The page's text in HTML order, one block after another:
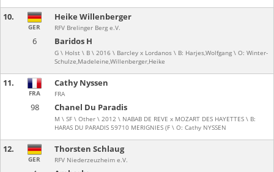
10.
6 Baridos H
G \ Holst \ B \ 2016 \ Barcley x Lordanos \ B: Harjes,Wolfgang \ O: Winter-
Schulze,Madeleine,Willenberger,Heike
GER
Heike Willenberger
RFV Brelinger Berg e.V.
11.
98 Chanel Du Paradis
M \ SF \ Other \ 2012 \ NABAB DE REVE x MOZART DES HAYETTES \ B:
HARAS DU PARADIS 59710 MERIGNIES (F \ O: Cathy NYSSEN
FRA
Cathy Nyssen
FRA
12.
GER
Thorsten Schlaug
RFV Niederzeuzheim e.V.